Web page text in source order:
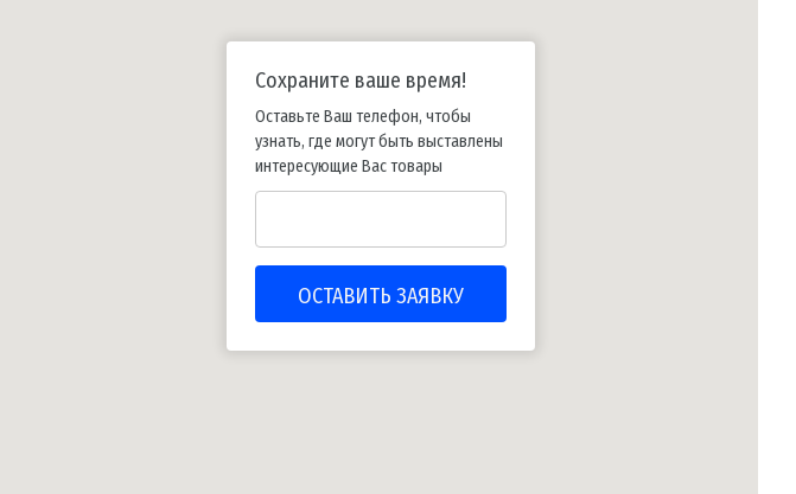
Сохраните ваше время!
Оставьте Ваш телефон, чтобы
узнать, где могут быть выставлены
интересующие Вас товары